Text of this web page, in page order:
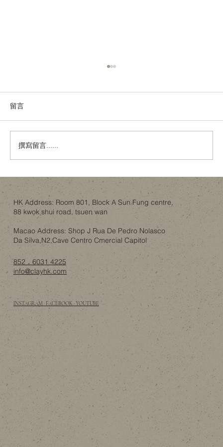
人工智能會唔會睇穿你屋企？錯視設計作
為一層誘餌
留言
撰寫留言......
HK Address: Room 801, Block A Sun Fung centre,
88 kwok shui road, tsuen wan
Macao Address: Shop J Rua De Pedro Nolasco
Da Silva,N2,Cave Centro Cmercial Capitol
852．6031 4225
info@clayhk.com
INSTAGRAM · FACEBOOK · YOUTUBE